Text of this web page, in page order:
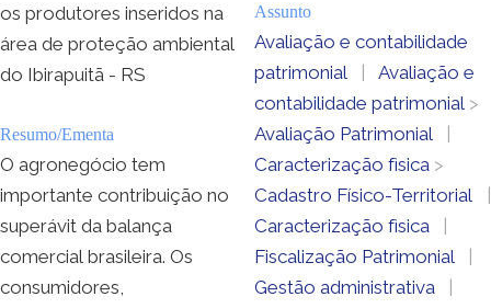
os produtores inseridos na
área de proteção ambiental
do Ibirapuitã - RS
Resumo/Ementa
O agronegócio tem
importante contribuição no
superávit da balança
comercial brasileira. Os
consumidores,
Assunto
Avaliação e contabilidade
patrimonial
|
Avaliação e
contabilidade patrimonial >
Avaliação Patrimonial
|
Caracterização fìsica >
Cadastro Físico-Territorial
|
Caracterização fìsica
|
Fiscalização Patrimonial
|
Gestão administrativa
|